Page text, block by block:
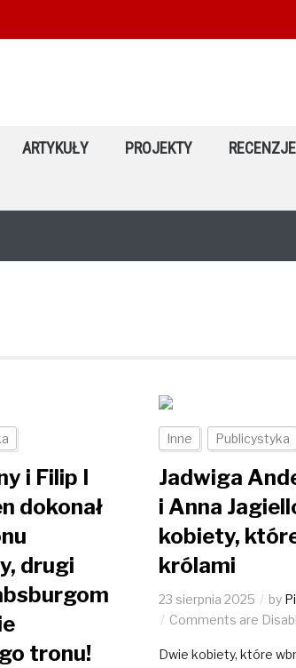
ARTYKUŁY PROJEKTY RECENZJE
i Filip I
dokonał
drugi
tronu!
Inne Publicystyka
Jadwiga
i Anna
kobiety,
królami
23 sierpnia 2025 by
Comments are
Dwie kobiety, które